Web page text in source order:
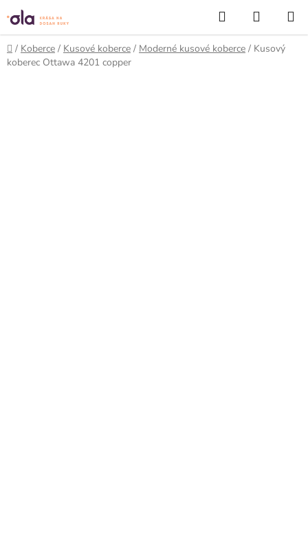
Prejsť
na
obsah
Hľadať
KOŠÍK
Domov
/ Koberce / Kusové koberce / Moderné kusové koberce / Kusový
koberec Ottawa 4201 copper